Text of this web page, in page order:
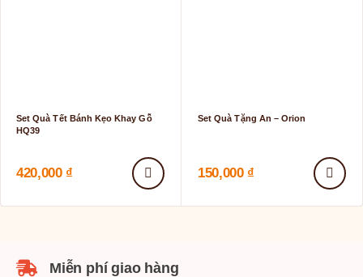
Set Quà Tết Bánh Kẹo Khay Gỗ
HQ39
420,000 ₫
Set Quà Tặng An – Orion
150,000 ₫
Miễn phí giao hàng